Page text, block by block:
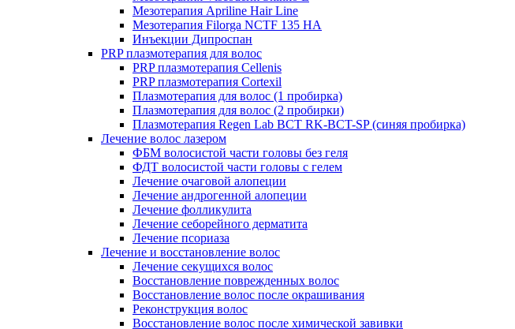
Мезотерапия Apriline Hair Line
Мезотерапия Filorga NCTF 135 HA
Инъекции Дипроспан
PRP плазмотерапия для волос
PRP плазмотерапия Cellenis
PRP плазмотерапия Cortexil
Плазмотерапия для волос (1 пробирка)
Плазмотерапия для волос (2 пробирки)
Плазмотерапия Regen Lab BCT RK-BCT-SP (синяя пробирка)
Лечение волос лазером
ФБМ волосистой части головы без геля
ФДТ волосистой части головы с гелем
Лечение очаговой алопеции
Лечение андрогенной алопеции
Лечение фолликулита
Лечение себорейного дерматита
Лечение псориаза
Лечение и восстановление волос
Лечение секущихся волос
Восстановление поврежденных волос
Восстановление волос после окрашивания
Реконструкция волос
Восстановление волос после химической завивки